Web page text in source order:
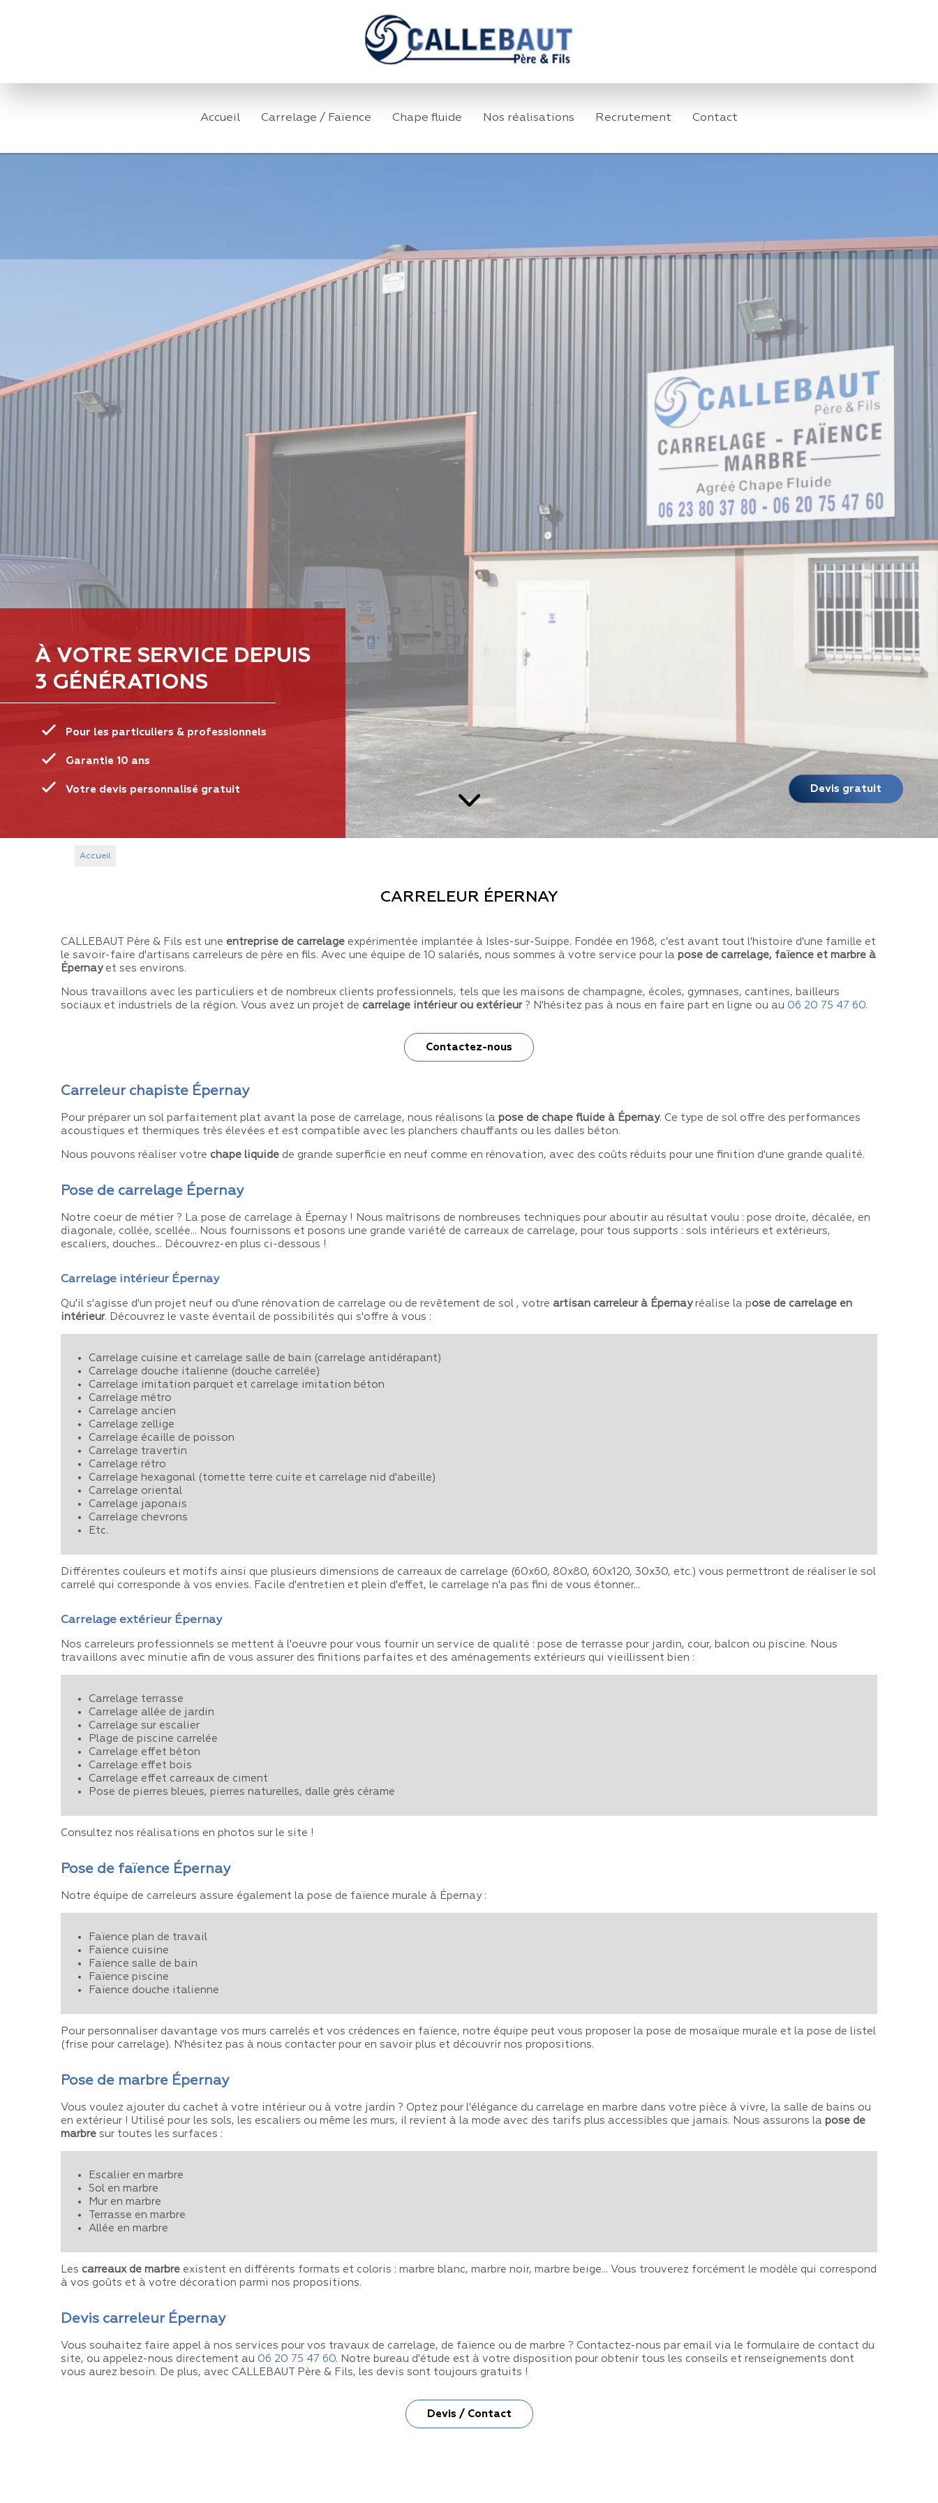
Devis gratuit
Accueil Carrelage / Faïence Chape fluide Nos réalisations Recrutement Contact
À VOTRE SERVICE DEPUIS
3 GÉNÉRATIONS
Pour les particuliers & professionnels
Garantie 10 ans
Votre devis personnalisé gratuit
Accueil
CARRELEUR ÉPERNAY
CALLEBAUT Père & Fils est une entreprise de carrelage expérimentée implantée à Isles-sur-Suippe. Fondée en 1968, c'est avant tout l'histoire d'une famille et
le savoir-faire d'artisans carreleurs de père en fils. Avec une équipe de 10 salariés, nous sommes à votre service pour la pose de carrelage, faïence et marbre à
Épernayet ses environs.
Nous travaillons avec les particuliers et de nombreux clients professionnels, tels que les maisons de champagne, écoles, gymnases, cantines, bailleurs
sociaux et industriels de la région. Vous avez un projet de carrelage intérieur ou extérieur? N'hésitez pas à nous en faire part en ligne ou au 06 20 75 47 60.
Contactez-nous
Carreleur chapiste Épernay
Pour préparer un sol parfaitement plat avant la pose de carrelage, nous réalisons la pose de chape fluide à Épernay. Ce type de sol offre des performances
acoustiques et thermiques très élevées et est compatible avec les planchers chauffants ou les dalles béton.
Nous pouvons réaliser votre chape liquide de grande superficie en neuf comme en rénovation, avec des coûts réduits pour une finition d'une grande qualité.
Pose de carrelage Épernay
Notre coeur de métier ? La pose de carrelage à Épernay ! Nous maîtrisons de nombreuses techniques pour aboutir au résultat voulu : pose droite, décalée, en
diagonale, collée, scellée... Nous fournissons et posons une grande variété de carreaux de carrelage, pour tous supports : sols intérieurs et extérieurs,
escaliers, douches... Découvrez-en plus ci-dessous !
Carrelage intérieur Épernay
Qu'il s'agisse d'un projet neuf ou d'une rénovation de carrelage ou de revêtement de sol , votre artisan carreleur à Épernayréalise la pose de carrelage en
intérieur. Découvrez le vaste éventail de possibilités qui s'offre à vous :
Carrelage cuisine et carrelage salle de bain (carrelage antidérapant)
Carrelage douche italienne (douche carrelée)
Carrelage imitation parquet et carrelage imitation béton
Carrelage métro
Carrelage ancien
Carrelage zellige
Carrelage écaille de poisson
Carrelage travertin
Carrelage rétro
Carrelage hexagonal (tomette terre cuite et carrelage nid d'abeille)
Carrelage oriental
Carrelage japonais
Carrelage chevrons
Etc.
Différentes couleurs et motifs ainsi que plusieurs dimensions de carreaux de carrelage (60x60, ‎80x80, 60x120, 30x30, etc.) vous permettront de réaliser le sol
carrelé qui corresponde à vos envies. Facile d'entretien et plein d'effet, le carrelage n'a pas fini de vous étonner...
Carrelage extérieur Épernay
Nos carreleurs professionnels se mettent à l'oeuvre pour vous fournir un service de qualité : pose de terrasse pour jardin, cour, balcon ou piscine. Nous
travaillons avec minutie afin de vous assurer des finitions parfaites et des aménagements extérieurs qui vieillissent bien :
Carrelage terrasse
Carrelage allée de jardin
Carrelage sur escalier
Plage de piscine carrelée
Carrelage effet béton
Carrelage effet bois
Carrelage effet carreaux de ciment
Pose de pierres bleues, pierres naturelles, dalle grès cérame
Consultez nos réalisations en photos sur le site !
Pose de faïence Épernay
Notre équipe de carreleurs assure également la pose de faïence murale à Épernay :
Faïence plan de travail
Faïence cuisine
Faïence salle de bain
Faïence piscine
Faïence douche italienne
Pour personnaliser davantage vos murs carrelés et vos crédences en faïence, notre équipe peut vous proposer la pose de mosaïque murale et la pose de listel
(frise pour carrelage). N'hésitez pas à nous contacter pour en savoir plus et découvrir nos propositions.
Pose de marbre Épernay
Vous voulez ajouter du cachet à votre intérieur ou à votre jardin ? Optez pour l'élégance du carrelage en marbre dans votre pièce à vivre, la salle de bains ou
en extérieur ! Utilisé pour les sols, les escaliers ou même les murs, il revient à la mode avec des tarifs plus accessibles que jamais. Nous assurons la pose de
marbre sur toutes les surfaces :
Escalier en marbre
Sol en marbre
Mur en marbre
Terrasse en marbre
Allée en marbre
Les carreaux de marbre existent en différents formats et coloris : marbre blanc, marbre noir, marbre beige... Vous trouverez forcément le modèle qui correspond
à vos goûts et à votre décoration parmi nos propositions.
Devis carreleur Épernay
Vous souhaitez faire appel à nos services pour vos travaux de carrelage, de faïence ou de marbre ? Contactez-nous par email via le formulaire de contact du
site, ou appelez-nous directement au 06 20 75 47 60. Notre bureau d'étude est à votre disposition pour obtenir tous les conseils et renseignements dont
vous aurez besoin. De plus, avec CALLEBAUT Père & Fils, les devis sont toujours gratuits !
Devis / Contact